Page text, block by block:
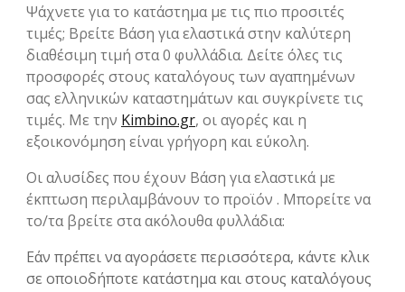
Ψάχνετε για το κατάστημα με τις πιο προσιτές
τιμές; Βρείτε Βάση για ελαστικά στην καλύτερη
διαθέσιμη τιμή στα 0 φυλλάδια. Δείτε όλες τις
προσφορές στους καταλόγους των αγαπημένων
σας ελληνικών καταστημάτων και συγκρίνετε τις
τιμές. Με την Kimbino.gr, οι αγορές και η
εξοικονόμηση είναι γρήγορη και εύκολη.
Οι αλυσίδες που έχουν Βάση για ελαστικά με
έκπτωση περιλαμβάνουν το προϊόν . Μπορείτε να
το/τα βρείτε στα ακόλουθα φυλλάδια:
Εάν πρέπει να αγοράσετε περισσότερα, κάντε κλικ
σε οποιοδήποτε κατάστημα και στους καταλόγους